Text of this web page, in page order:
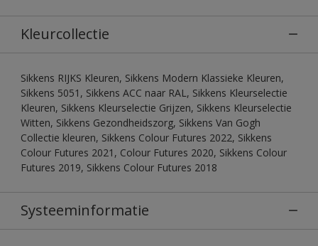
Kleurcollectie
Sikkens RIJKS Kleuren, Sikkens Modern Klassieke Kleuren,
Sikkens 5051, Sikkens ACC naar RAL, Sikkens Kleurselectie
Kleuren, Sikkens Kleurselectie Grijzen, Sikkens Kleurselectie
Witten, Sikkens Gezondheidszorg, Sikkens Van Gogh
Collectie kleuren, Sikkens Colour Futures 2022, Sikkens
Colour Futures 2021, Colour Futures 2020, Sikkens Colour
Futures 2019, Sikkens Colour Futures 2018
Systeeminformatie